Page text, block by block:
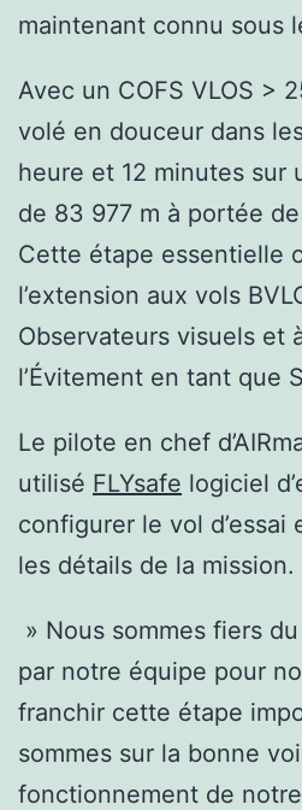
maintenant connu sous
Avec un COFS VLOS >
volé en douceur dans
heure et 12 minutes sur
de 83 977 m à portée
Cette étape essentielle
l’extension aux vols
Observateurs visuels et
l’Évitement en tant que
Le pilote en chef
utilisé FLYsafe logiciel
configurer le vol
les détails de la mission.
» Nous sommes fiers
par notre équipe pour
franchir cette étape
sommes sur la bonne
fonctionnement de